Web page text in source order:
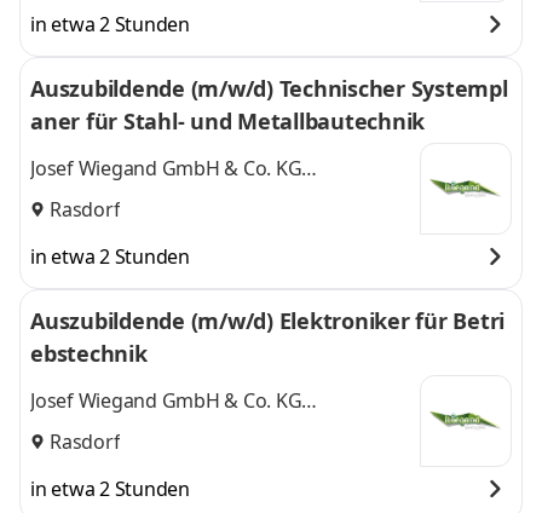
in etwa 2 Stunden
Auszubildende (m/w/d) Technischer Systempl
aner für Stahl- und Metallbautechnik
Josef Wiegand GmbH & Co. KG
Freizeiteinrichtungen
Rasdorf
in etwa 2 Stunden
Auszubildende (m/w/d) Elektroniker für Betri
ebstechnik
Josef Wiegand GmbH & Co. KG
Freizeiteinrichtungen
Rasdorf
in etwa 2 Stunden